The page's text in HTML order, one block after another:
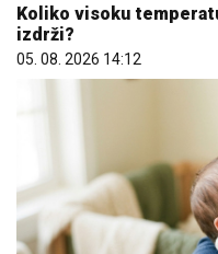
Koliko visoku
izdrži?
05. 08. 2026 14:12